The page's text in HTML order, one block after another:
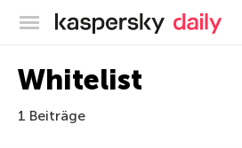
Offizieller
Whitelist
1 Beiträge